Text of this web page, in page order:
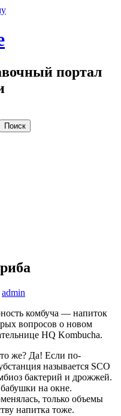
портал
admin
комбуча — напиток
вопросов о новом
HQ Kombucha.
же? Да! Если по-
называется SCO
бактерий и дрожжей.
на окне.
только объемы
напитка тоже.